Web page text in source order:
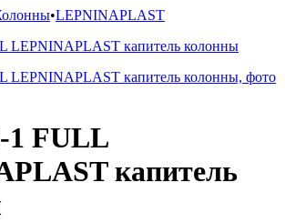
•LEPNINAPLAST
FULL
капитель